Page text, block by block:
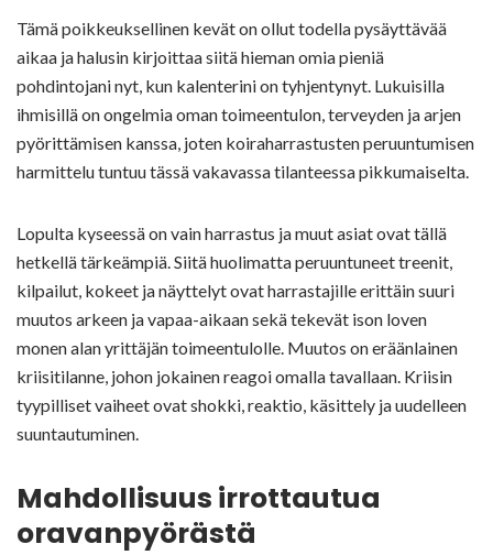
Tämä poikkeuksellinen kevät on ollut todella pysäyttävää
aikaa ja halusin kirjoittaa siitä hieman omia pieniä
pohdintojani nyt, kun kalenterini on tyhjentynyt. Lukuisilla
ihmisillä on ongelmia oman toimeentulon, terveyden ja arjen
pyörittämisen kanssa, joten koiraharrastusten peruuntumisen
harmittelu tuntuu tässä vakavassa tilanteessa pikkumaiselta.
Lopulta kyseessä on vain harrastus ja muut asiat ovat tällä
hetkellä tärkeämpiä. Siitä huolimatta peruuntuneet treenit,
kilpailut, kokeet ja näyttelyt ovat harrastajille erittäin suuri
muutos arkeen ja vapaa-aikaan sekä tekevät ison loven
monen alan yrittäjän toimeentulolle. Muutos on eräänlainen
kriisitilanne, johon jokainen reagoi omalla tavallaan. Kriisin
tyypilliset vaiheet ovat shokki, reaktio, käsittely ja uudelleen
suuntautuminen.
Mahdollisuus irrottautua
oravanpyörästä